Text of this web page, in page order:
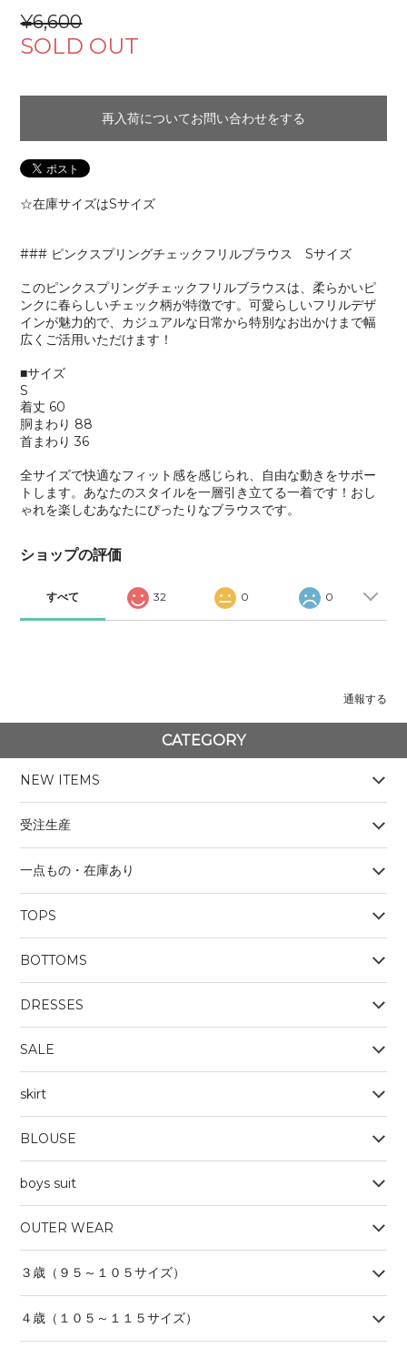
¥6,600
SOLD OUT
再入荷についてお問い合わせをする
☆在庫サイズはSサイズ
### ピンクスプリングチェックフリルブラウス Sサイズ
このピンクスプリングチェックフリルブラウスは、柔らかいピ
ンクに春らしいチェック柄が特徴です。可愛らしいフリルデザ
インが魅力的で、カジュアルな日常から特別なお出かけまで幅
広くご活用いただけます！
■サイズ
S
着丈 60
胴まわり 88
首まわり 36
全サイズで快適なフィット感を感じられ、自由な動きをサポー
トします。あなたのスタイルを一層引き立てる一着です！おし
ゃれを楽しむあなたにぴったりなブラウスです。
ショップの評価
すべて 32 0 0
通報する
CATEGORY
NEW ITEMS
受注生産
一点もの・在庫あり
TOPS
BOYS
OUTERWEAR
Tシャツ
BOTTOMS
BOYS
DRESSES
SALE
skirt
BLOUSE
boys suit
OUTER WEAR
３歳（９５～１０５サイズ）
４歳（１０５～１１５サイズ）